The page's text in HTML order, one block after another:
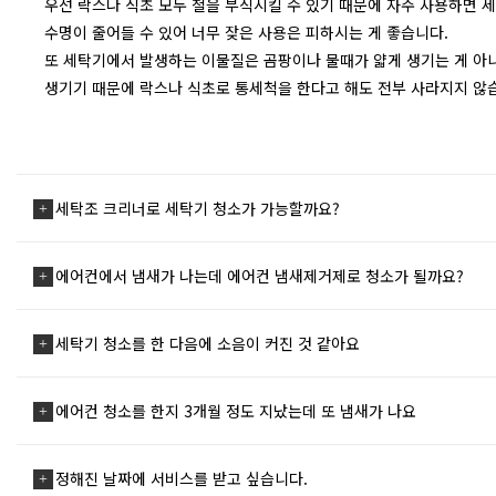
우선 락스나 식초 모두 철을 부식시킬 수 있기 때문에 자주 사용하면
수명이 줄어들 수 있어 너무 잦은 사용은 피하시는 게 좋습니다.
또 세탁기에서 발생하는 이물질은 곰팡이나 물때가 얇게 생기는 게 아
생기기 때문에 락스나 식초로 통세척을 한다고 해도 전부 사라지지 않
세탁조 크리너로 세탁기 청소가 가능할까요?
에어컨에서 냄새가 나는데 에어컨 냄새제거제로 청소가 될까요?
세탁기 청소를 한 다음에 소음이 커진 것 같아요
에어컨 청소를 한지 3개월 정도 지났는데 또 냄새가 나요
정해진 날짜에 서비스를 받고 싶습니다.